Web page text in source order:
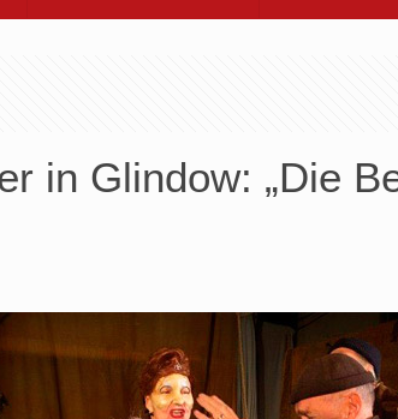
in Glindow: „Die